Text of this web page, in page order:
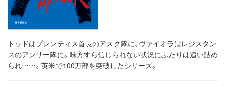
トッドはプレンティス首長のアスク隊に、ヴァイオラはレジスタン
スのアンサー隊に。味方すら信じられない状況にふたりは追い詰め
られ……。英米で100万部を突破したシリーズ。